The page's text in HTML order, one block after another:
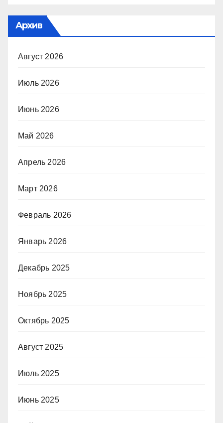
Архив
Август 2026
Июль 2026
Июнь 2026
Май 2026
Апрель 2026
Март 2026
Февраль 2026
Январь 2026
Декабрь 2025
Ноябрь 2025
Октябрь 2025
Август 2025
Июль 2025
Июнь 2025